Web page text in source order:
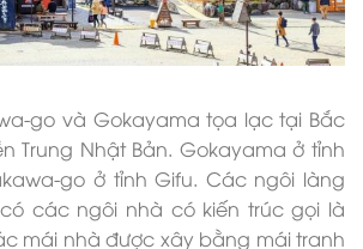
go và Gokayama tọa lạc tại Bắc
Trung Nhật Bản. Gokayama ở tỉnh
go ở tỉnh Gifu. Các ngôi làng
các ngôi nhà có kiến trúc gọi là
mái nhà được xây bằng mái tranh